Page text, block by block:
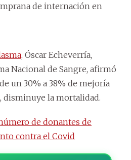
de internación en
, Óscar Echeverría,
Nacional de Sangre, afirmó
un 30% a 38% de mejoría
disminuye la mortalidad.
de donantes de
contra el Covid